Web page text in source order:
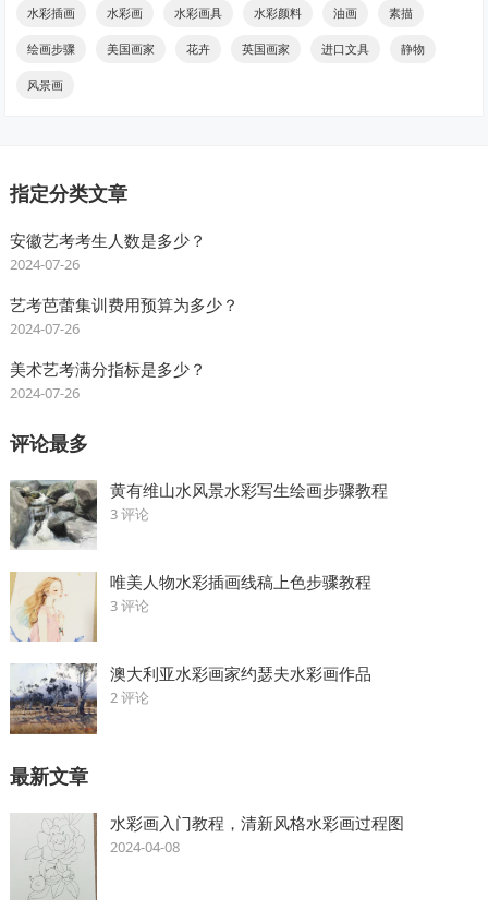
水彩插画 水彩画 水彩画具 水彩颜料 油画 素描
绘画步骤 美国画家 花卉 英国画家 进口文具 静物
风景画
指定分类文章
安徽艺考考生人数是多少？
2024-07-26
艺考芭蕾集训费用预算为多少？
2024-07-26
美术艺考满分指标是多少？
2024-07-26
评论最多
黄有维山水风景水彩写生绘画步骤教程
3 评论
唯美人物水彩插画线稿上色步骤教程
3 评论
澳大利亚水彩画家约瑟夫水彩画作品
2 评论
最新文章
水彩画入门教程，清新风格水彩画过程图
2024-04-08